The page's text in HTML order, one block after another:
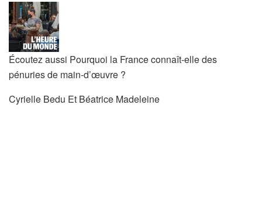
Écoutez aussi Pourquoi la France connaît-elle des
pénuries de main-d’œuvre ?
Cyrielle Bedu Et Béatrice Madeleine